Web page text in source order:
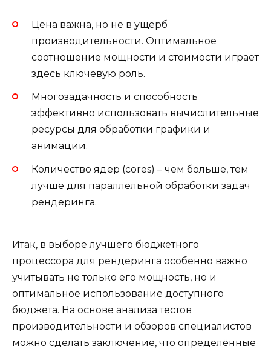
Цена важна, но не в ущерб
производительности. Оптимальное
соотношение мощности и стоимости играет
здесь ключевую роль.
Многозадачность и способность
эффективно использовать вычислительные
ресурсы для обработки графики и
анимации.
Количество ядер (cores) – чем больше, тем
лучше для параллельной обработки задач
рендеринга.
Итак, в выборе лучшего бюджетного
процессора для рендеринга особенно важно
учитывать не только его мощность, но и
оптимальное использование доступного
бюджета. На основе анализа тестов
производительности и обзоров специалистов
можно сделать заключение, что определённые